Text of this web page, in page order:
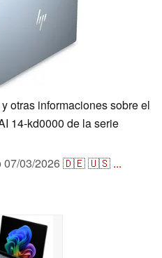
otras informaciones sobre el
14-kd0000 de la serie
07/03/2026🇩🇪🇺🇸 ...